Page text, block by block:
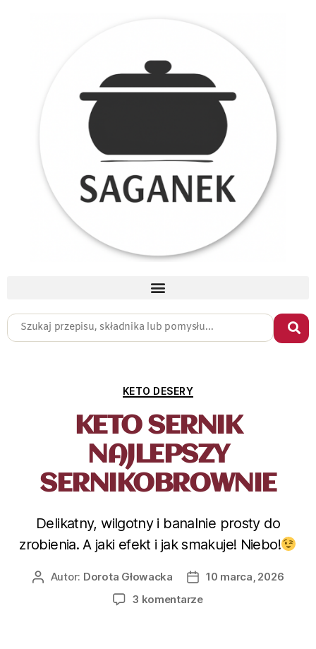
KETO DESERY
KETO SERNIK
NAJLEPSZY
SERNIKOBROWNIE
Delikatny, wilgotny i banalnie prosty do
zrobienia. A jaki efekt i jak smakuje! Niebo!
Autor: Dorota Głowacka
10 marca, 2026
3 komentarze